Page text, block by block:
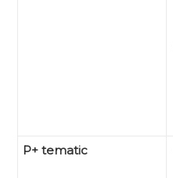
P+ tematic